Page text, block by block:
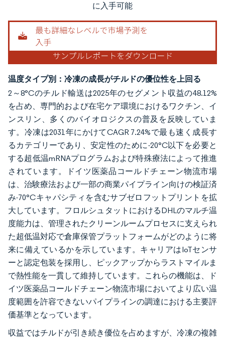
に入手可能
温度タイプ別：冷凍の成長がチルドの優位性を上回る
2～8°Cのチルド輸送は2025年のセグメント収益の48.12%
を占め、専門的および在宅ケア環境におけるワクチン、イ
ンスリン、多くのバイオロジクスの普及を反映していま
す。冷凍は2031年にかけてCAGR 7.24%で最も速く成長す
るカテゴリーであり、安定性のために-20°C以下を必要と
する超低温mRNAプログラムおよび特殊療法によって推進
されています。ドイツ医薬品コールドチェーン物流市場
は、治験療法および一部の商業パイプライン向けの検証済
み-70°Cキャパシティを含むサブゼロフットプリントを拡
大しています。フロルシュタットにおけるDHLのマルチ温
度能力は、管理されたクリーンルームプロセスに支えられ
た超低温対応で倉庫保管プラットフォームがどのように将
来に備えているかを示しています。キャリアはIoTセンサ
ーと認定包装を採用し、ピックアップからラストマイルま
で熱性能を一貫して維持しています。これらの機能は、ド
イツ医薬品コールドチェーン物流市場においてより広い温
度範囲を許容できないパイプラインの調達における主要評
価基準となっています。
収益ではチルドが引き続き優位を占めますが、冷凍の複雑